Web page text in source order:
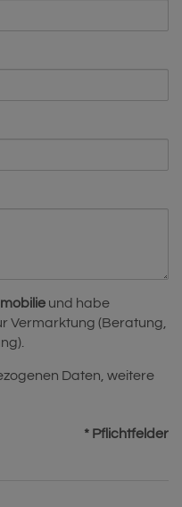
und habe
Vermarktung (Beratung,
Daten, weitere
* Pflichtfelder